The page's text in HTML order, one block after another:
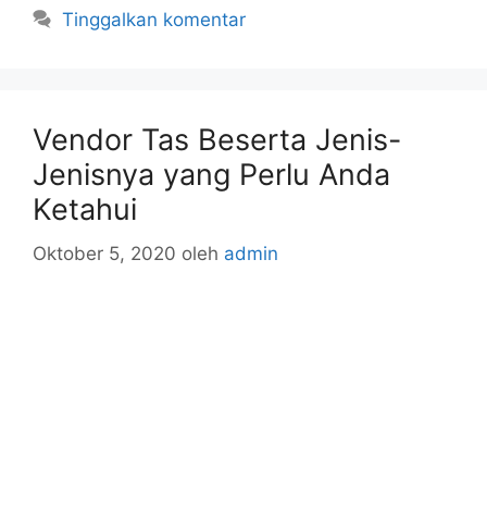
Tinggalkan komentar
Vendor Tas Beserta Jenis-
Jenisnya yang Perlu Anda
Ketahui
Oktober 5, 2020 oleh admin